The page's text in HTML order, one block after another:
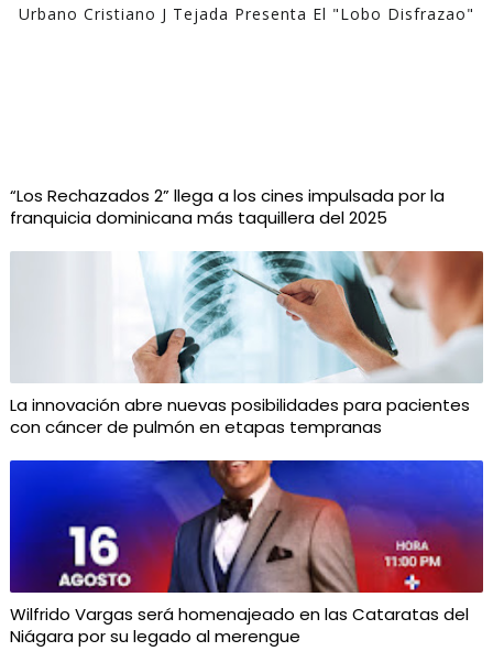
Urbano Cristiano J Tejada Presenta El "Lobo Disfrazao"
“Los Rechazados 2” llega a los cines impulsada por la
franquicia dominicana más taquillera del 2025
La innovación abre nuevas posibilidades para pacientes
con cáncer de pulmón en etapas tempranas
Wilfrido Vargas será homenajeado en las Cataratas del
Niágara por su legado al merengue